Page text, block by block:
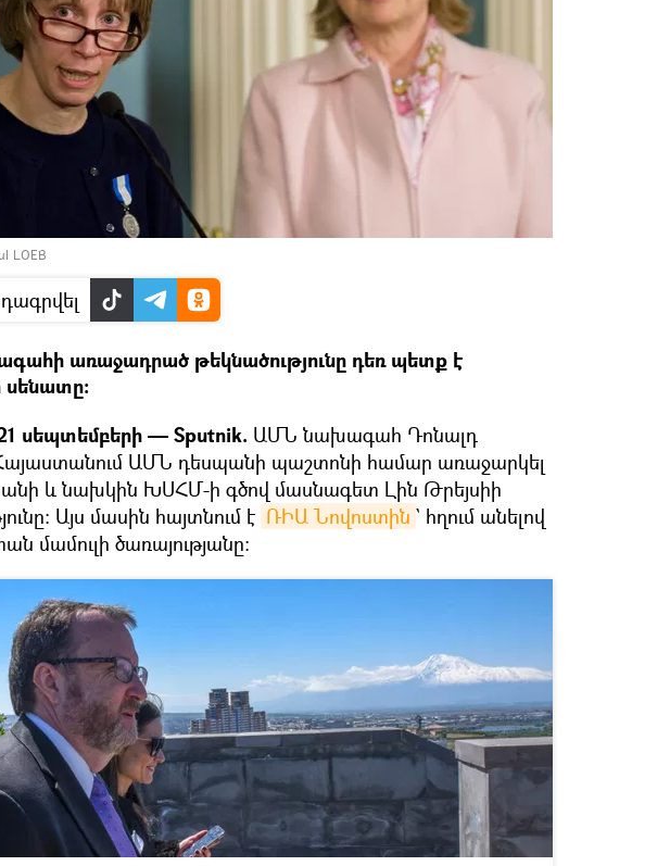
LOEB
առաջադրած թեկնածությունը դեռ պետք է
սեպտեմբերի — Sputnik. ԱՄՆ նախագահ Դոնալդ
ԱՄՆ դեսպանի պաշտոնի համար առաջարկել
և նախկին ԽՍՀՄ-ի գծով մասնագետ Լին Թրեյսիի
Այս մասին հայտնում է ՌԻԱ Նովոստին ` հղում անելով
մամուլի ծառայությանը։